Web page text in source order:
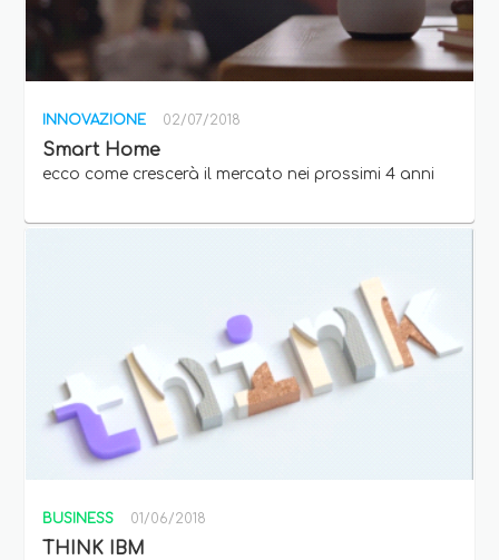
INNOVAZIONE 02/07/2018
Smart Home
ecco come crescerà il mercato nei prossimi 4 anni
BUSINESS 01/06/2018
THINK IBM